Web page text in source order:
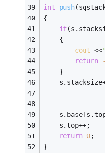
int push
{
if
    {
cout <<
return
    }
    s.top++;
return 0;
}